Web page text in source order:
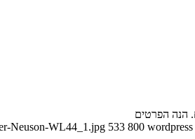
Neuson-WL44_1.jpg 533 800 wordpress